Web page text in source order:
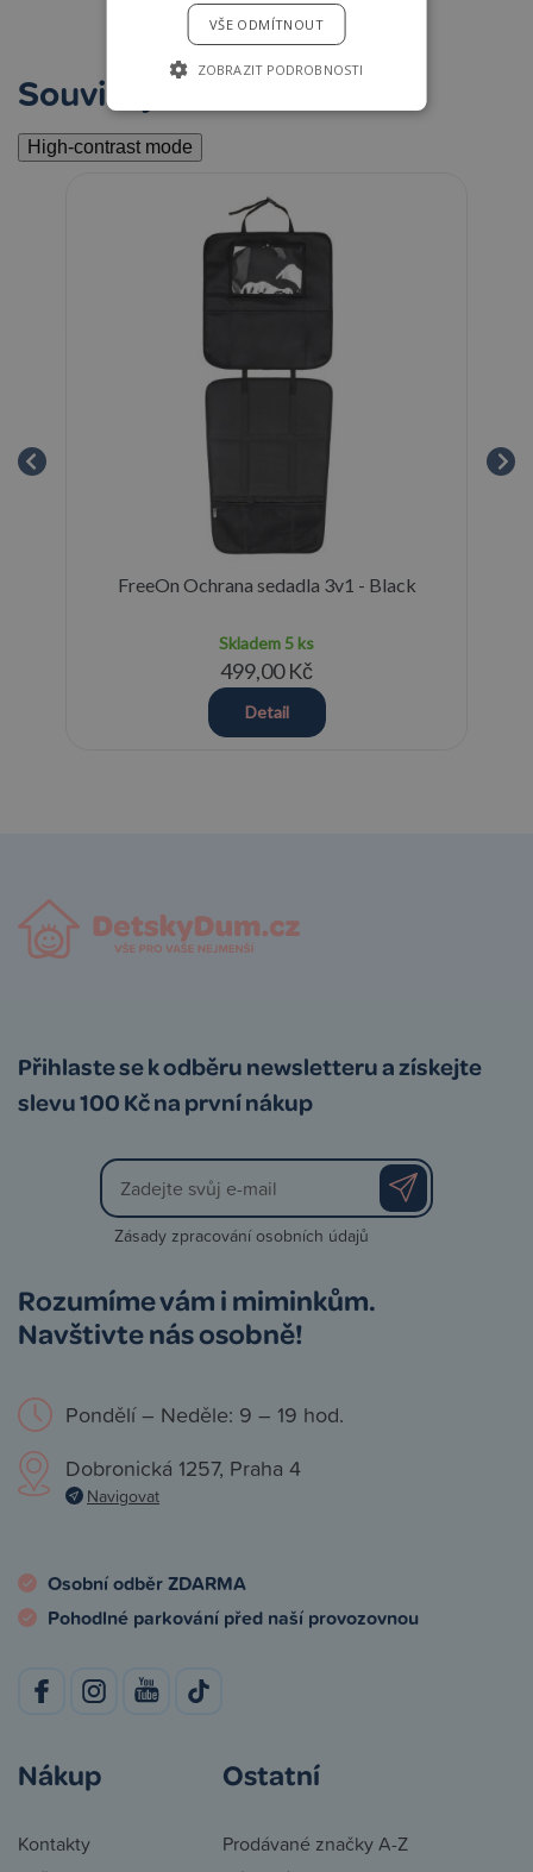
Související
High-contrast mode
FreeOn Ochrana sedadla 3v1 - Black
Skladem 5 ks
499,00 Kč
Detail
Přihlaste se k odběru newsletteru a získejte
slevu 100 Kč na první nákup
Zásady zpracování osobních údajů
Rozumíme vám i miminkům.
Navštivte nás osobně!
Pondělí – Neděle: 9 – 19 hod.
Dobronická 1257, Praha 4
Navigovat
Osobní odběr ZDARMA
Pohodlné parkování před naší provozovnou
Nákup
Kontakty
Ostatní
Prodávané značky A-Z
VŠE ODMÍTNOUT
ZOBRAZIT PODROBNOSTI